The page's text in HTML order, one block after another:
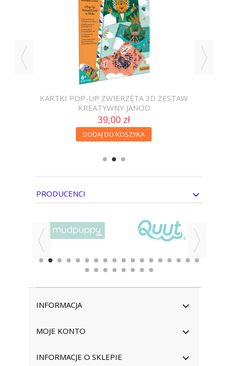
KARTKI POP-UP ZWIERZĘTA 3D ZESTAW
KREATYWNY JANOD
39,00 zł
DODAJ DO KOSZYKA
PRODUCENCI
INFORMACJA
MOJE KONTO
INFORMACJE O SKLEPIE